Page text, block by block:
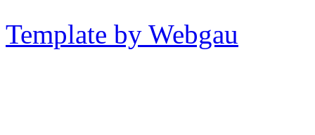
Template by Webgau